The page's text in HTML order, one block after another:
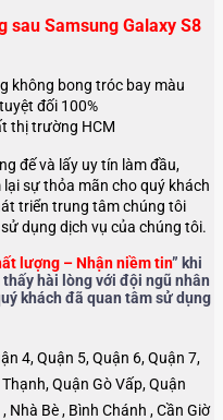
sau Samsung Galaxy S8
không bong tróc bay màu
đối 100%
thị trường HCM
đế và lấy uy tín làm đầu,
sự thỏa mãn cho quý khách
triển trung tâm chúng tôi
dụng dịch vụ của chúng tôi.
lượng – Nhận niềm tin” khi
thấy hài lòng với đội ngũ nhân
khách đã quan tâm sử dụng
4, Quận 5, Quận 6, Quận 7,
Quận Gò Vấp, Quận
Nhà Bè , Bình Chánh , Cần Giờ